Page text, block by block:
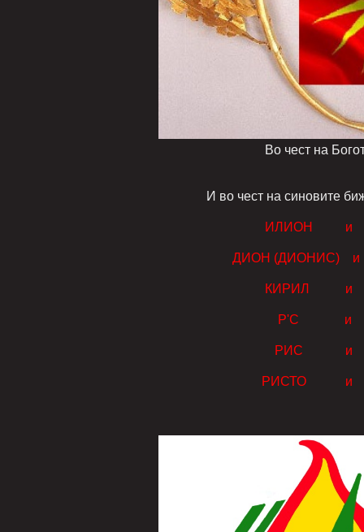
Во чест на Богот Сонце
И во чест на синовите бижји,
ИЛИОН и
ДИОН (ДИОНИС) и
КИРИЛ и
Р'С и
РИС и
РИСТО и